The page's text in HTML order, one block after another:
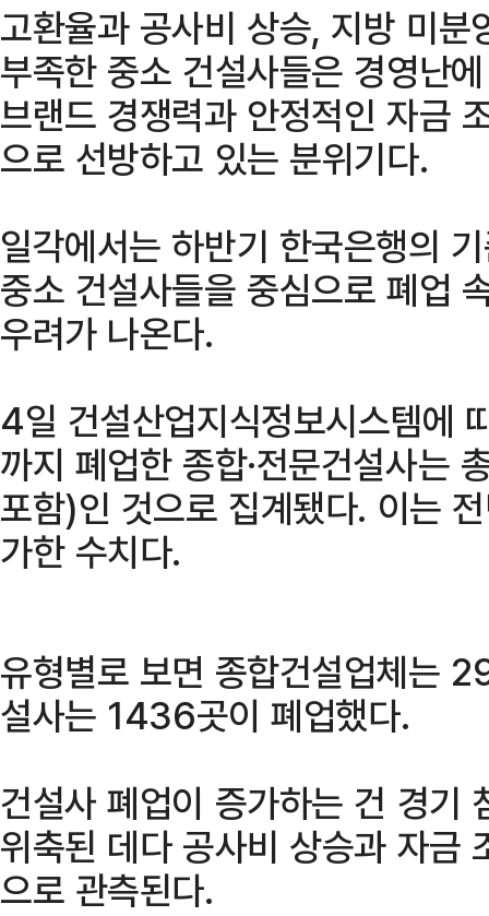
고환율과 공사비 상승, 지방 미
부족한 중소 건설사들은 경영난
브랜드 경쟁력과 안정적인 자금
으로 선방하고 있는 분위기다.
일각에서는 하반기 한국은행의
중소 건설사들을 중심으로 폐업
우려가 나온다.
4일 건설산업지식정보시스템에
까지 폐업한 종합·전문건설사는
포함)인 것으로 집계됐다. 이는
가한 수치다.
유형별로 보면 종합건설업체는
설사는 1436곳이 폐업했다.
건설사 폐업이 증가하는 건 경기
위축된 데다 공사비 상승과 자금
으로 관측된다.